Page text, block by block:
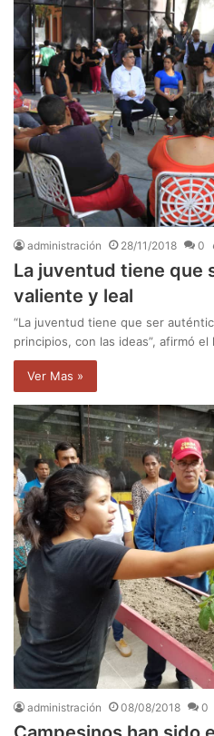
administración 28/11/2018 0
La juventud tiene que
valiente y leal
“La juventud tiene que ser
principios, con las ideas”, afirmó
Ver Mas »
administración 08/08/2018 0